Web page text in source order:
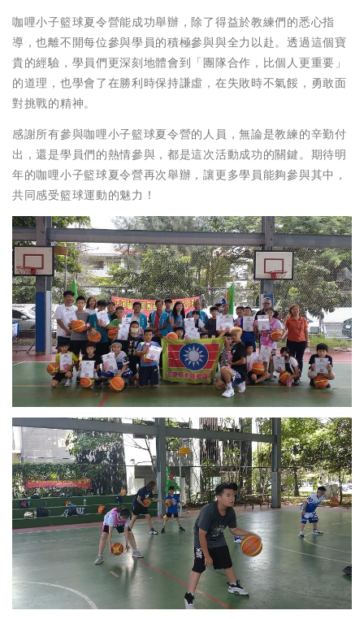
咖哩小子籃球夏令營能成功舉辦，除了得益於教練們的悉心指
導，也離不開每位參與學員的積極參與與全力以赴。透過這個寶
貴的經驗，學員們更深刻地體會到「團隊合作，比個人更重要」
的道理，也學會了在勝利時保持謙虛，在失敗時不氣餒，勇敢面
對挑戰的精神。
感謝所有參與咖哩小子籃球夏令營的人員，無論是教練的辛勤付
出，還是學員們的熱情參與，都是這次活動成功的關鍵。期待明
年的咖哩小子籃球夏令營再次舉辦，讓更多學員能夠參與其中，
共同感受籃球運動的魅力！